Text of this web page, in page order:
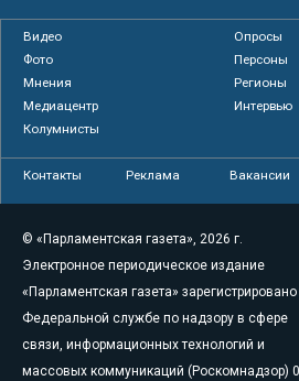
Видео
Опросы
Фото
Персоны
Мнения
Регионы
Медиацентр
Интервью
Колумнисты
Контакты Реклама Вакансии
© «Парламентская газета», 2026 г.
Электронное периодическое издание
«Парламентская газета» зарегистрировано
Федеральной службе по надзору в сфере
связи, информационных технологий и
массовых коммуникаций (Роскомнадзор)